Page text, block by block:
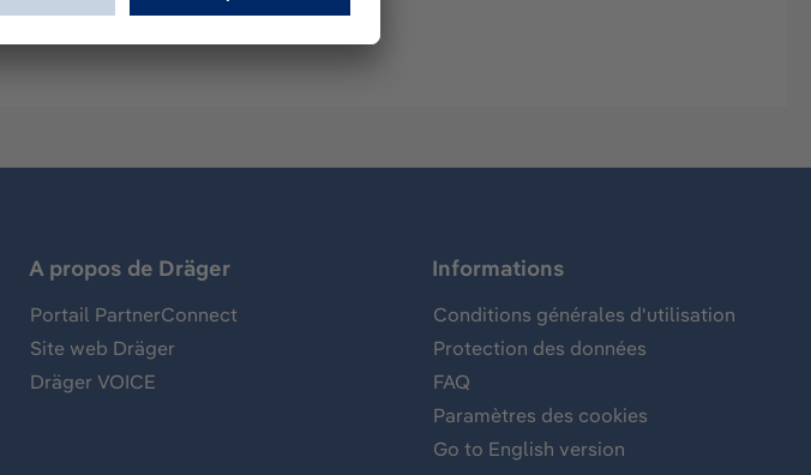
A propos de Dräger
Portail PartnerConnect
Site web Dräger
Dräger VOICE
Informations
Conditions générales d'utilisation
Protection des données
FAQ
Paramètres des cookies
Go to English version